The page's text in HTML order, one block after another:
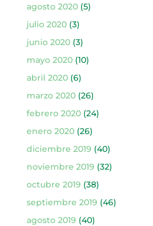
agosto 2020(5)
julio 2020(3)
junio 2020(3)
mayo 2020(10)
abril 2020(6)
marzo 2020(26)
febrero 2020(24)
enero 2020(26)
diciembre 2019 (40)
noviembre 2019 (32)
octubre 2019 (38)
septiembre 2019 (46)
agosto 2019 (40)